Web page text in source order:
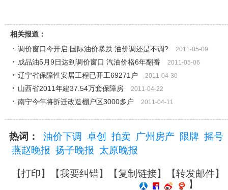
相关报道：
调价窗口今开启 国际油价暴跌 油价调还是不调?
2011-05-09
成品油5月9日达到调价窗口 汽油价格6年翻番 2011-05-06
辽宁省保障性安居工程已开工69271户 2011-04-30
山西省2011年建37.54万套保障房 2011-04-22
南宁今年将拆迁改造棚户区3000多户 2011-04-11
热词： 油价下调 卓创 拍卖 广州房产 限牌 摇号
燕赵晚报 扬子晚报 太原晚报
【打印】【我要纠错】【复制链接】【转发邮件】
】